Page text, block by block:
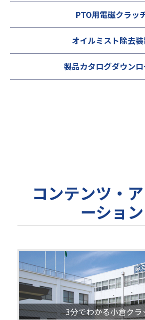
PTO用電磁クラッ
オイルミスト除去
製品カタログダウン
コンテンツ・
ーション
3分でわかる小倉クラ